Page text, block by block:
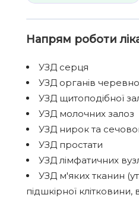
Напрям роботи
УЗД серця
УЗД органів
УЗД щитоподібної
УЗД молочних залоз
УЗД нирок та
УЗД простати
УЗД лімфатичних
УЗД м'яких тканин
підшкірної клітковини,